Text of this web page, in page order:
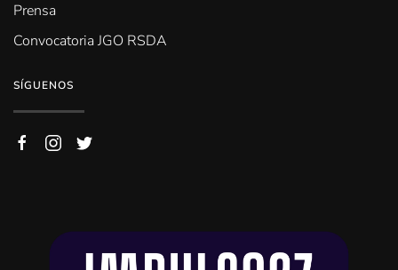
Prensa
Convocatoria JGO RSDA
SÍGUENOS